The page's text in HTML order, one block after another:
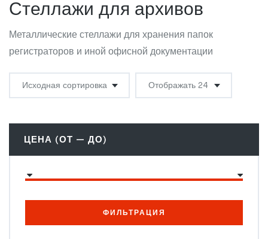
составляла
1
Стеллажи для архивов
Металлические стеллажи для хранения папок
регистраторов и иной офисной документации
ЦЕНА (ОТ — ДО)
ФИЛЬТРАЦИЯ